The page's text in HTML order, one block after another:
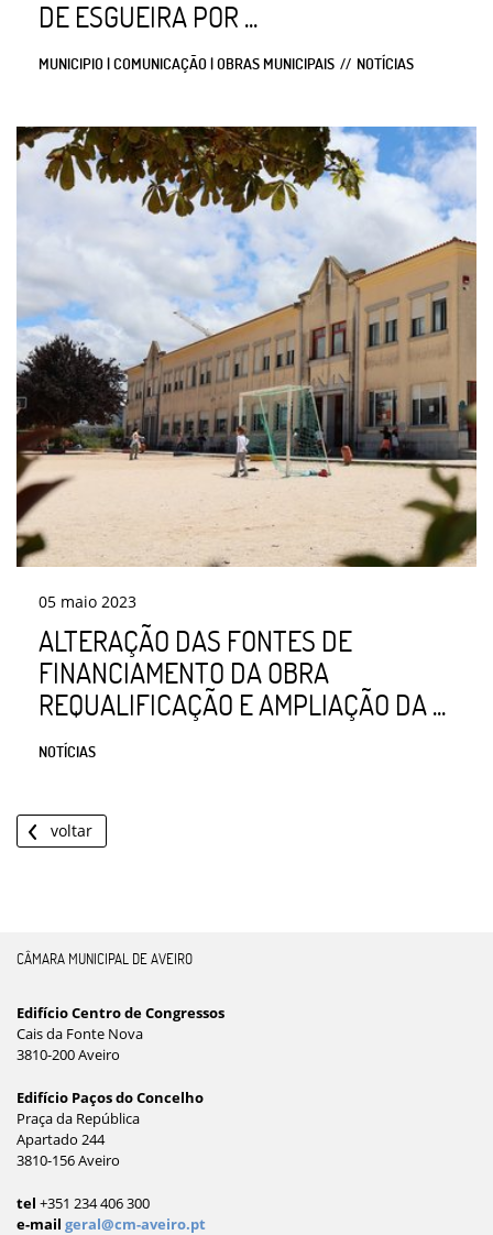
DE ESGUEIRA POR ...
MUNICIPIO | COMUNICAÇÃO | OBRAS MUNICIPAIS NOTÍCIAS
05 maio 2023
ALTERAÇÃO DAS FONTES DE
FINANCIAMENTO DA OBRA
REQUALIFICAÇÃO E AMPLIAÇÃO DA ...
NOTÍCIAS
voltar
CÂMARA MUNICIPAL DE AVEIRO
Edifício Centro de Congressos
Cais da Fonte Nova
3810-200 Aveiro
Edifício Paços do Concelho
Praça da República
Apartado 244
3810-156 Aveiro
tel +351 234 406 300
e-mail geral@cm-aveiro.pt